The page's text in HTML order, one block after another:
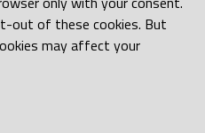
out of these cookies. But
may affect your